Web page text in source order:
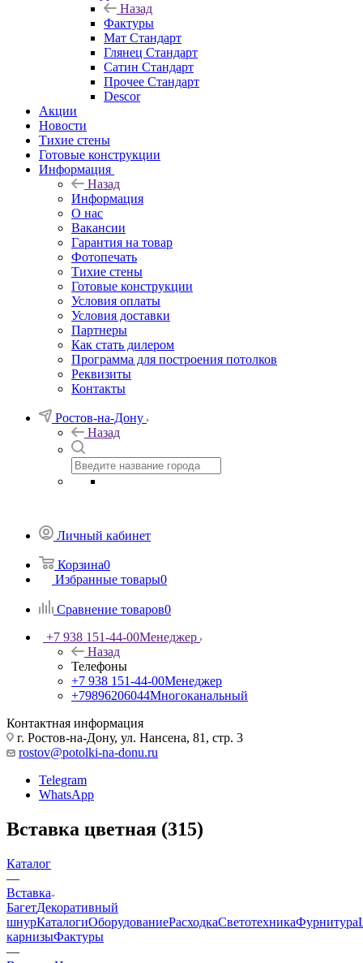
Назад
Фактуры
Мат Стандарт
Глянец Стандарт
Сатин Стандарт
Прочее Стандарт
Descor
Акции
Новости
Тихие стены
Готовые конструкции
Информация
Назад
Информация
О нас
Вакансии
Гарантия на товар
Фотопечать
Тихие стены
Готовые конструкции
Условия оплаты
Условия доставки
Партнеры
Как стать дилером
Программа для построения потолков
Реквизиты
Контакты
Ростов-на-Дону
Назад
Личный кабинет
Корзина0
Избранные товары0
Сравнение товаров0
+7 938 151-44-00Менеджер
Назад
Телефоны
+7 938 151-44-00Менеджер
+79896206044Многоканальный
Контактная информация
г. Ростов-на-Дону, ул. Нансена, 81, стр. 3
rostov@potolki-na-donu.ru
Telegram
WhatsApp
Вставка цветная (315)
Каталог
—
Вставка
БагетДекоративный
шнурКаталогиОборудованиеРасходкаСветотехникаФурнитура
карнизыФактуры
—